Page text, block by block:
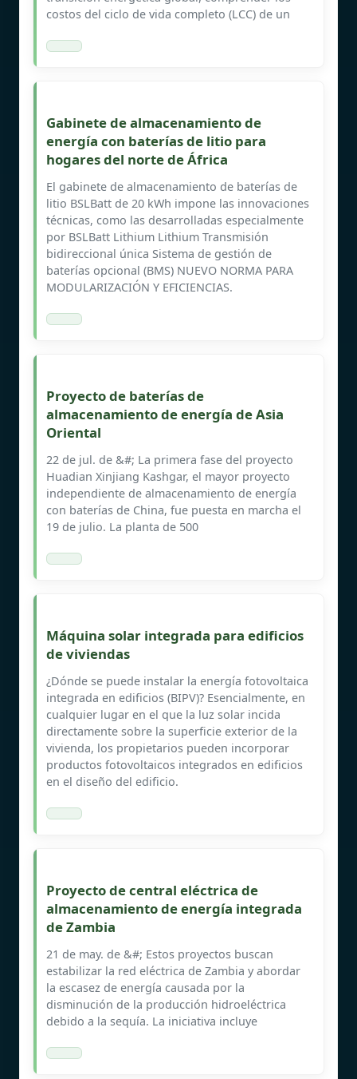
costos del ciclo de vida completo (LCC) de un
Gabinete de almacenamiento de
energía con baterías de litio para
hogares del norte de África
El gabinete de almacenamiento de baterías de
litio BSLBatt de 20 kWh impone las innovaciones
técnicas, como las desarrolladas especialmente
por BSLBatt Lithium Lithium Transmisión
bidireccional única Sistema de gestión de
baterías opcional (BMS) NUEVO NORMA PARA
MODULARIZACIÓN Y EFICIENCIAS.
Proyecto de baterías de
almacenamiento de energía de Asia
Oriental
22 de jul. de &#; La primera fase del proyecto
Huadian Xinjiang Kashgar, el mayor proyecto
independiente de almacenamiento de energía
con baterías de China, fue puesta en marcha el
19 de julio. La planta de 500
Máquina solar integrada para edificios
de viviendas
¿Dónde se puede instalar la energía fotovoltaica
integrada en edificios (BIPV)? Esencialmente, en
cualquier lugar en el que la luz solar incida
directamente sobre la superficie exterior de la
vivienda, los propietarios pueden incorporar
productos fotovoltaicos integrados en edificios
en el diseño del edificio.
Proyecto de central eléctrica de
almacenamiento de energía integrada
de Zambia
21 de may. de &#; Estos proyectos buscan
estabilizar la red eléctrica de Zambia y abordar
la escasez de energía causada por la
disminución de la producción hidroeléctrica
debido a la sequía. La iniciativa incluye